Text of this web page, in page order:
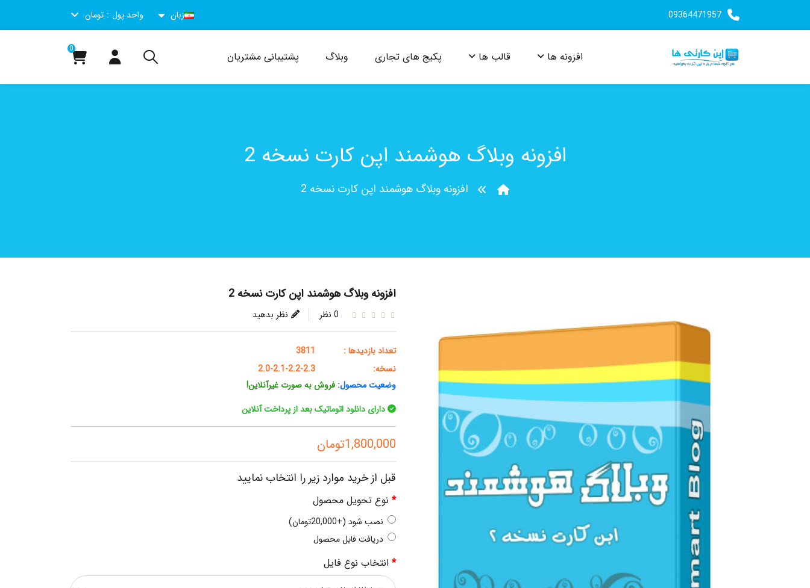
09364471957 زبان واحد پول تومان
افزونه ها قالب ها پکیج های تجاری وبلاگ پشتیبانی مشتریان
0
افزونه وبلاگ هوشمند اپن کارت نسخه 2
افزونه وبلاگ هوشمند اپن کارت نسخه 2
افزونه وبلاگ هوشمند اپن کارت نسخه 2
0 نظر نظر بدهید
تعداد بازدیدها :
3811
نسخه:
2.0-2.1-2.2-2.3
وضعیت محصول: فروش به صورت غیرآنلاین!
دارای دانلود اتوماتیک بعد از پرداخت آنلاین
1,800,000تومان
قبل از خرید موارد زیر را انتخاب نمایید
نوع تحویل محصول
نصب شود (+20,000تومان)
دریافت فایل محصول
انتخاب نوع فایل